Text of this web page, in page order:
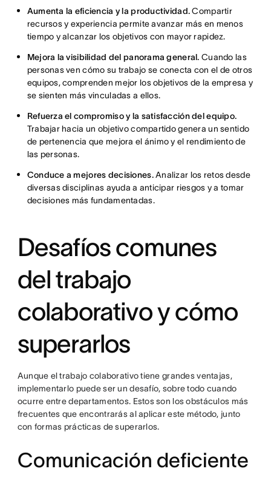
Aumenta la eficiencia y la productividad.Compartir
recursos y experiencia permite avanzar más en menos
tiempo y alcanzar los objetivos con mayor rapidez.
Mejora la visibilidad del panorama general. Cuando las
personas ven cómo su trabajo se conecta con el de otros
equipos, comprenden mejor los objetivos de la empresa y
se sienten más vinculadas a ellos.
Refuerza el compromiso y la satisfacción del equipo.
Trabajar hacia un objetivo compartido genera un sentido
de pertenencia que mejora el ánimo y el rendimiento de
las personas.
Conduce a mejores decisiones.Analizar los retos desde
diversas disciplinas ayuda a anticipar riesgos y a tomar
decisiones más fundamentadas.
Desafíos comunes
del trabajo
colaborativo y cómo
superarlos
Aunque el trabajo colaborativo tiene grandes ventajas,
implementarlo puede ser un desafío, sobre todo cuando
ocurre entre departamentos. Estos son los obstáculos más
frecuentes que encontrarás al aplicar este método, junto
con formas prácticas de superarlos.
Comunicación deficiente